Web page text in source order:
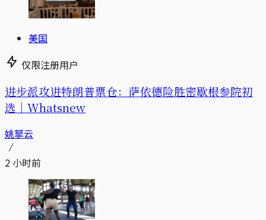
美国
仅限注册用户
进步派攻进特朗普票仓：萨依德险胜密歇根参院初
选｜Whatsnew
姚拏云
2 小时前